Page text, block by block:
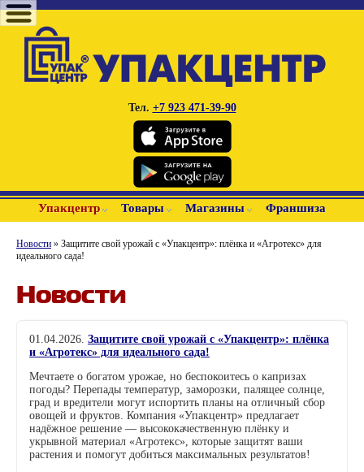
Тел. +7 923 471-39-90
Упакцентр Товары Магазины Франшиза
Новости » Защитите свой урожай с «Упакцентр»: плёнка и «Агротекс» для
идеального сада!
Новости
01.04.2026. Защитите свой урожай с «Упакцентр»: плёнка
и «Агротекс» для идеального сада!
Мечтаете о богатом урожае, но беспокоитесь о капризах
погоды? Перепады температур, заморозки, палящее солнце,
град и вредители могут испортить планы на отличный сбор
овощей и фруктов. Компания «Упакцентр» предлагает
надёжное решение — высококачественную плёнку и
укрывной материал «Агротекс», которые защитят ваши
растения и помогут добиться максимальных результатов!